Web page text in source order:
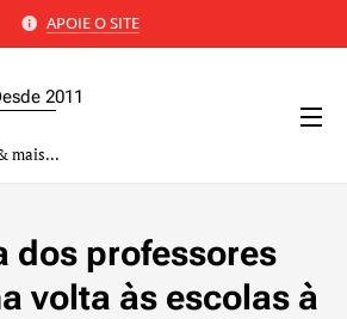
APOIE O SITE
2011
mais...
dos professores
volta às escolas à